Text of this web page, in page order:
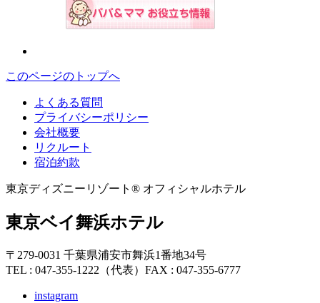
このページのトップへ
よくある質問
プライバシーポリシー
会社概要
リクルート
宿泊約款
東京ディズニーリゾート® オフィシャルホテル
東京ベイ舞浜ホテル
〒279-0031 千葉県浦安市舞浜1番地34号
TEL : 047-355-1222（代表） FAX : 047-355-6777
instagram